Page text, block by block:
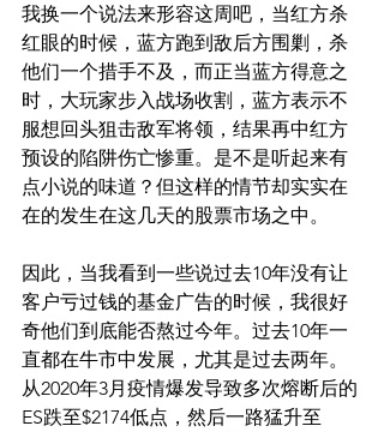
我换一个说法来形容这周吧，当红方杀
红眼的时候，蓝方跑到敌后方围剿，杀
他们一个措手不及，而正当蓝方得意之
时，大玩家步入战场收割，蓝方表示不
服想回头狙击敌军将领，结果再中红方
预设的陷阱伤亡惨重。是不是听起来有
点小说的味道？但这样的情节却实实在
在的发生在这几天的股票市场之中。
因此，当我看到一些说过去10年没有让
客户亏过钱的基金广告的时候，我很好
奇他们到底能否熬过今年。过去10年一
直都在牛市中发展，尤其是过去两年。
从2020年3月疫情爆发导致多次熔断后的
ES跌至$2174低点，然后一路猛升至